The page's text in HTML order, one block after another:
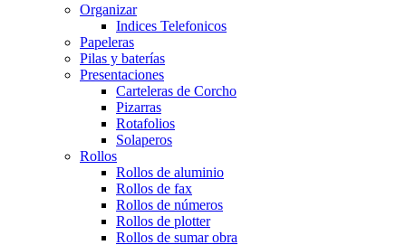
Organizar
Indices Telefonicos
Papeleras
Pilas y baterías
Presentaciones
Carteleras de Corcho
Pizarras
Rotafolios
Solaperos
Rollos
Rollos de aluminio
Rollos de fax
Rollos de números
Rollos de plotter
Rollos de sumar obra